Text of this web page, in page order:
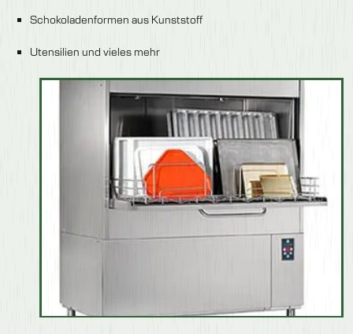
Schokoladenformen aus Kunststoff
Utensilien und vieles mehr